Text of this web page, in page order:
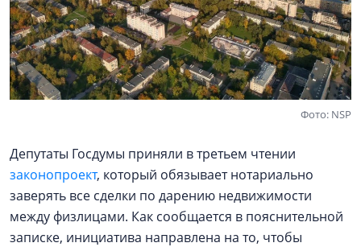
Фото: NSP
Депутаты Госдумы приняли в третьем чтении
законопроект, который обязывает нотариально
заверять все сделки по дарению недвижимости
между физлицами. Как сообщается в пояснительной
записке, инициатива направлена на то, чтобы